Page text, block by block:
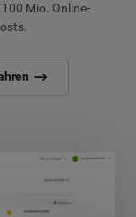
Mio. Online-